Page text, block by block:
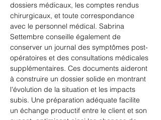
dossiers médicaux, les comptes rendus
chirurgicaux, et toute correspondance
avec le personnel médical. Sabrina
Settembre conseille également de
conserver un journal des symptômes post-
opératoires et des consultations médicales
supplémentaires. Ces documents aideront
à construire un dossier solide en montrant
l'évolution de la situation et les impacts
subis. Une préparation adéquate facilite
un échange productif entre le client et son